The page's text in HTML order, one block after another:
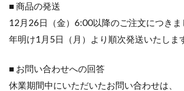
■ 商品の発送
12月26日（金）6:00以降のご注文につきま
年明け1月5日（月）より順次発送いたしま
■ お問い合わせへの回答
休業期間中にいただいたお問い合わせは、